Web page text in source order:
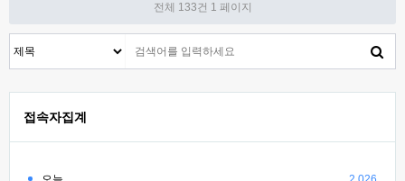
전체 133건 1 페이지
접속자집계